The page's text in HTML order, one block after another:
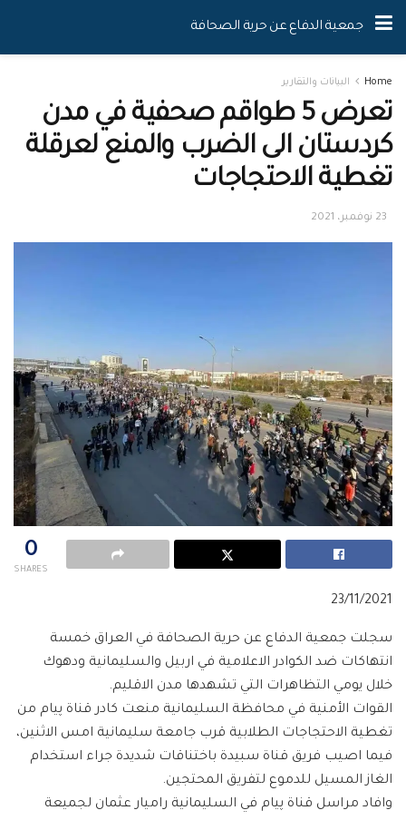
جمعية الدفاع عن حرية الصحافة
Home البيانات والتقارير
تعرض 5 طواقم صحفية في مدن
كردستان الى الضرب والمنع لعرقلة
تغطية الاحتجاجات
23 نوفمبر، 2021
0
SHARES
23/11/2021
سجلت جمعية الدفاع عن حرية الصحافة في العراق خمسة
انتهاكات ضد الكوادر الاعلامية في اربيل والسليمانية ودهوك
خلال يومي التظاهرات التي تشهدها مدن الاقليم.
القوات الأمنية في محافظة السليمانية منعت كادر قناة پيام من
تغطية الاحتجاجات الطلابية قرب جامعة سليمانية امس الاثنين،
فيما اصيب فريق قناة سبيدة باختناقات شديدة جراء استخدام
الغاز المسيل للدموع لتفريق المحتجين.
وافاد مراسل قناة پيام في السليمانية راميار عثمان لجميعة